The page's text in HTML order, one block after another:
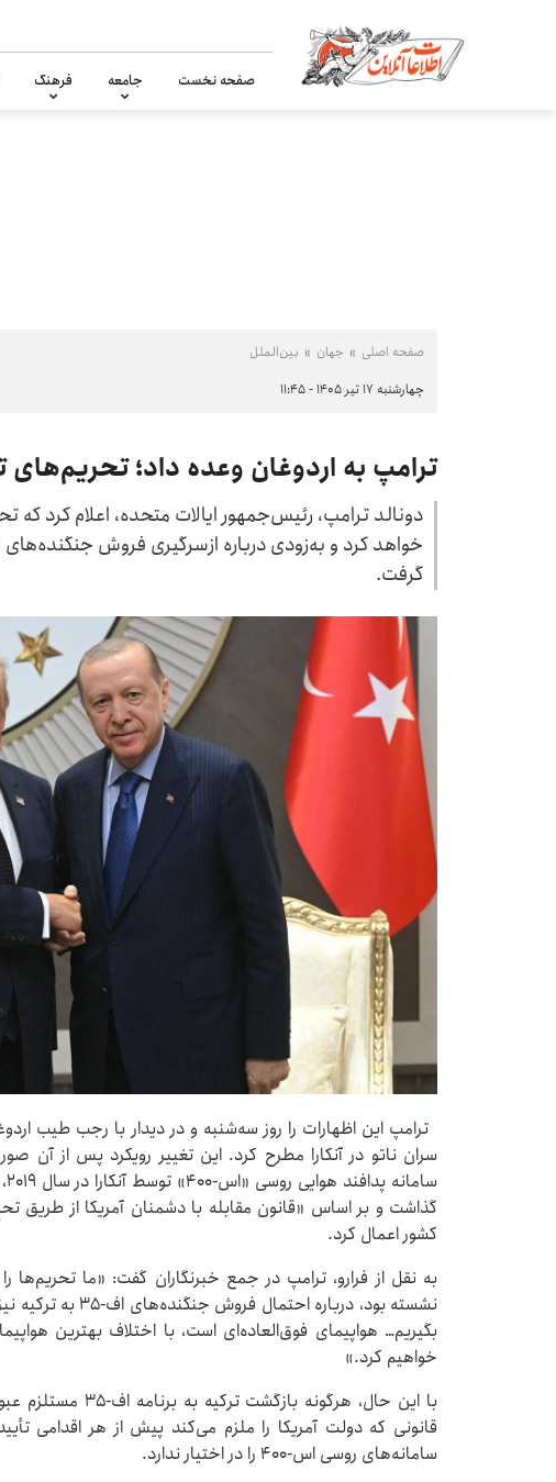
صفحه نخست جامعه فرهنگ
صفحه اصلی جهان بین‌الملل
چهارشنبه ۱۷ تیر ۱۴۰۵ - ۱۱:۴۵
ترامپ به اردوغان وعده داد؛
دونالد ترامپ، رئیس‌جمهور ایالات متحده، اعلام کرد که
گرفت.
ترامپ این اظهارات را روز سه‌شنبه و در دیدار با رجب طیب
سران ناتو در آنکارا مطرح کرد. این تغییر رویکرد پس از آن
کشور اعمال کرد.
به نقل از فرارو، ترامپ در جمع خبرنگاران گفت: «ما تحریم‌ها
نشسته بود، درباره
بگیریم… هواپیمای فوق‌العاده‌ای است، با اختلاف بهترین
خواهیم کرد.»
قانونی که دولت آمریکا را ملزم می‌کند پیش از هر اقدامی تأیید
سامانه‌های روسی اس-۴۰۰ را در اختیار ندارد.